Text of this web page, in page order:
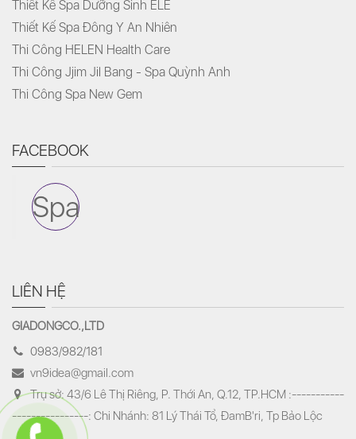
Thiết Kế Spa Dưỡng Sinh ELE
Thiết Kế Spa Đông Y An Nhiên
Thi Công HELEN Health Care
Thi Công Jjim Jil Bang - Spa Quỳnh Anh
Thi Công Spa New Gem
FACEBOOK
Spa
LIÊN HỆ
GIADONGCO.,LTD
0983/982/181
vn9idea@gmail.com
Trụ sở: 43/6 Lê Thị Riêng, P. Thới An, Q.12, TP.HCM :-----------
----------------: Chi Nhánh: 81 Lý Thái Tổ, ĐamB'ri, Tp Bảo Lộc